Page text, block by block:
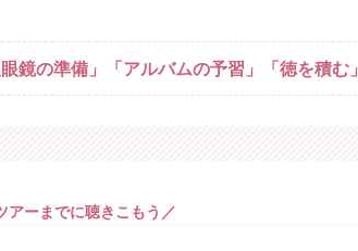
鏡の準備」「アルバムの予習」「徳を積む」
アーまでに聴きこもう／